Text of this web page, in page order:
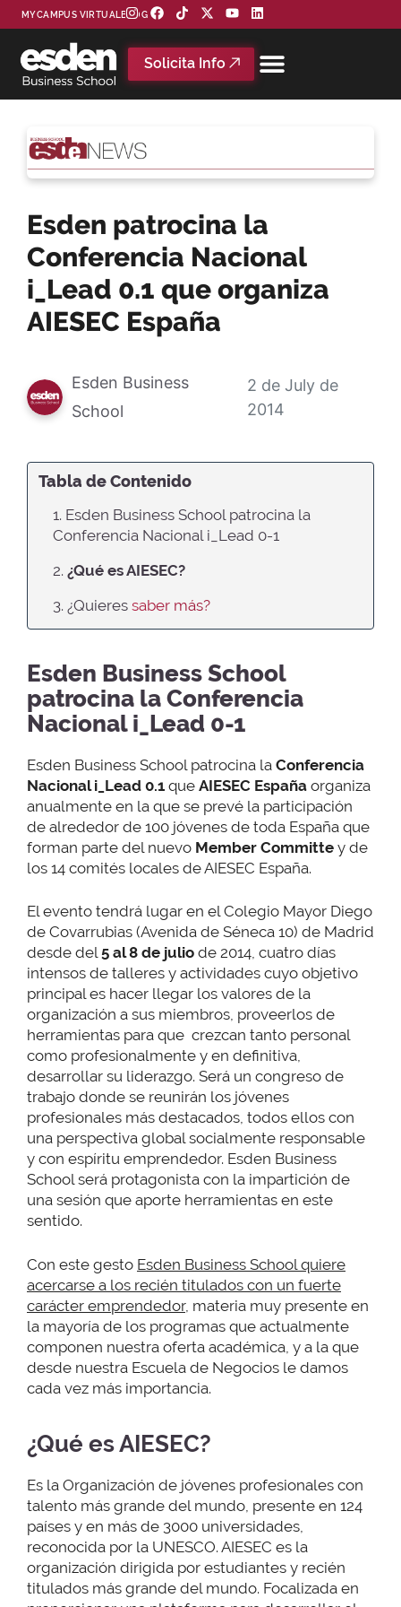
MYCAMPUS VIRTUAL BLOG
Solicita Info
Esden patrocina la
Conferencia Nacional
i_Lead 0.1 que organiza
AIESEC España
Esden Business
School
2 de July de
2014
Tabla de Contenido
1. Esden Business School patrocina la
Conferencia Nacional i_Lead 0-1
2. ¿Qué esAIESEC?
3. ¿Quieres saber más?
Esden Business School
patrocina la Conferencia
Nacional i_Lead 0-1
Esden Business School patrocina la Conferencia
Nacional i_Lead 0.1 que AIESEC España organiza
anualmente en la que se prevé la participación
de alrededor de 100 jóvenes de toda España que
forman parte del nuevo Member Committe y de
los 14 comités locales de AIESEC España.
El evento tendrá lugar en el Colegio Mayor Diego
de Covarrubias (Avenida de Séneca 10) de Madrid
desde del5 al 8 de julio de 2014, cuatro días
intensos de talleres y actividades cuyo objetivo
principal es hacer llegar los valores de la
organización a sus miembros, proveerlos de
herramientas para que crezcan tanto personal
como profesionalmente y en definitiva,
desarrollar su liderazgo. Será un congreso de
trabajo donde se reunirán los jóvenes
profesionales más destacados, todos ellos con
una perspectiva global socialmente responsable
y con espíritu emprendedor. Esden Business
School será protagonista con la impartición de
una sesión que aporte herramientas en este
sentido.
Con este gesto Esden Business School quiere
acercarse a los recién titulados con un fuerte
carácter emprendedor, materia muy presente en
la mayoría de los programas que actualmente
componen nuestra oferta académica, y a la que
desde nuestra Escuela de Negocios le damos
cada vez más importancia.
¿Qué esAIESEC?
Es la Organización de jóvenes profesionales con
talento más grande del mundo, presente en 124
países y en más de 3000 universidades,
reconocida por la UNESCO. AIESEC es la
organización dirigida por estudiantes y recién
titulados más grande del mundo. Focalizada en